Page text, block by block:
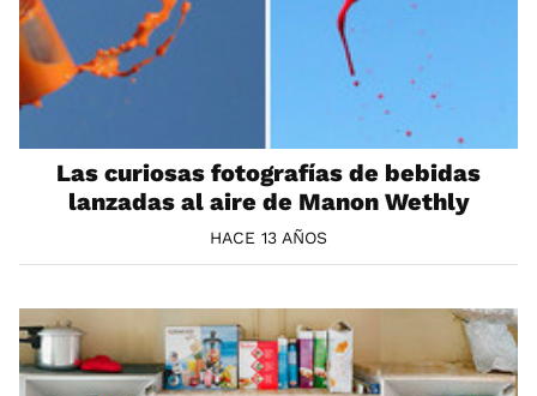
Las curiosas fotografías de bebidas
lanzadas al aire de Manon Wethly
HACE 13 AÑOS